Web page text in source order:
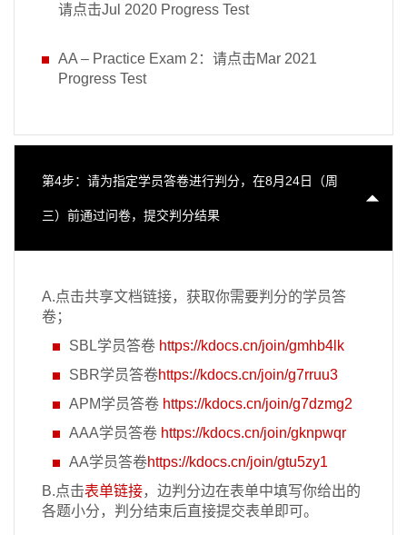
请点击Jul 2020 Progress Test
AA – Practice Exam 2：请点击Mar 2021
Progress Test
第4步：请为指定学员答卷进行判分，在8月24日（周
三）前通过问卷，提交判分结果
A.点击共享文档链接，获取你需要判分的学员答
卷；
SBL学员答卷 https://kdocs.cn/join/gmhb4lk
SBR学员答卷https://kdocs.cn/join/g7rruu3
APM学员答卷 https://kdocs.cn/join/g7dzmg2
AAA学员答卷 https://kdocs.cn/join/gknpwqr
AA学员答卷https://kdocs.cn/join/gtu5zy1
B.点击表单链接，边判分边在表单中填写你给出的
各题小分，判分结束后直接提交表单即可。